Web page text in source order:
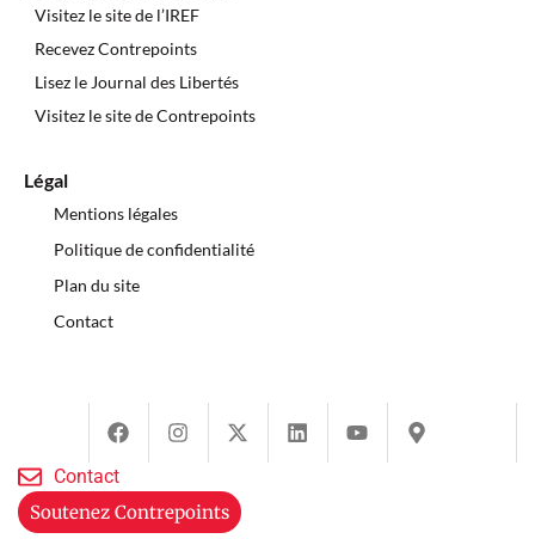
Visitez le site de l’IREF
Recevez Contrepoints
Lisez le Journal des Libertés
Visitez le site de Contrepoints
Légal
Mentions légales
Politique de confidentialité
Plan du site
Contact
Contact
Soutenez Contrepoints